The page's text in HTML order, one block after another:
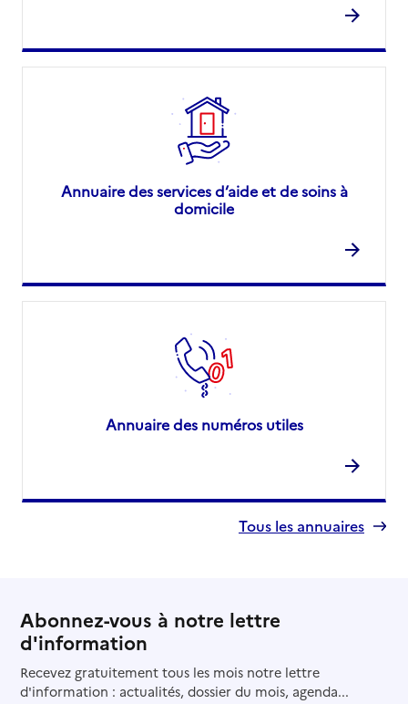
Annuaire des services d’aide et de soins à
domicile
Annuaire des numéros utiles
Tous les annuaires
Abonnez-vous à notre lettre
d'information
Recevez gratuitement tous les mois notre lettre
d'information : actualités, dossier du mois, agenda...